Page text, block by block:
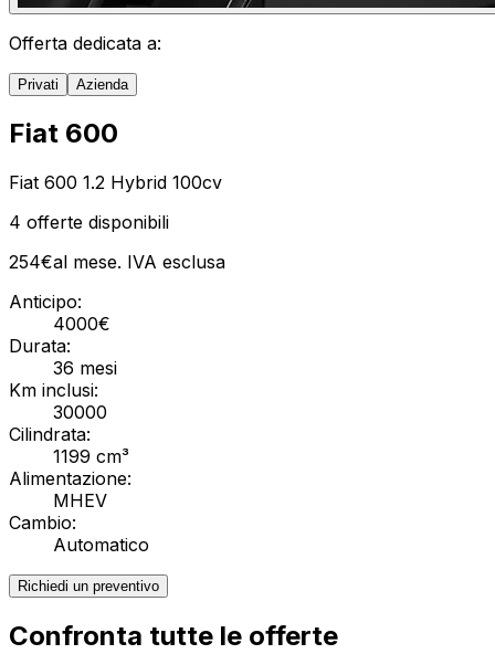
Offerta dedicata a:
Privati Azienda
Fiat 600
Fiat 600 1.2 Hybrid 100cv
4 offerte disponibili
254€al mese. IVA esclusa
Anticipo:
4000€
Durata:
36 mesi
Km inclusi:
30000
Cilindrata:
1199 cm³
Alimentazione:
MHEV
Cambio:
Automatico
Richiedi un preventivo
Confronta tutte le offerte